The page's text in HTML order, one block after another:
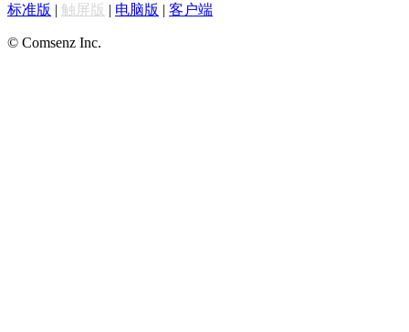
标准版 | 触屏版 | 电脑版 | 客户端
© Comsenz Inc.